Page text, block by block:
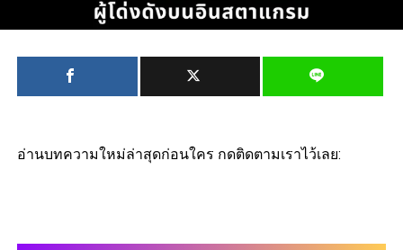
อ่านบทความใหม่ล่าสุดก่อนใคร กดติดตามเราไว้เลย: